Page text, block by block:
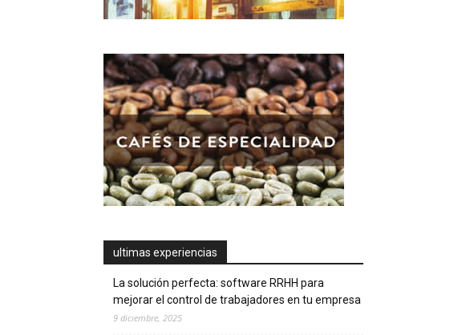
ultimas experiencias
La solución perfecta: software RRHH para
mejorar el control de trabajadores en tu empresa
9 diciembre, 2025